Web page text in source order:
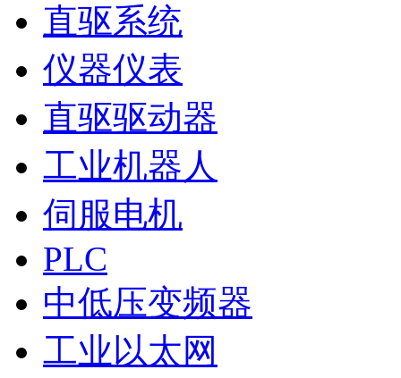
直驱系统
仪器仪表
直驱驱动器
工业机器人
伺服电机
PLC
中低压变频器
工业以太网